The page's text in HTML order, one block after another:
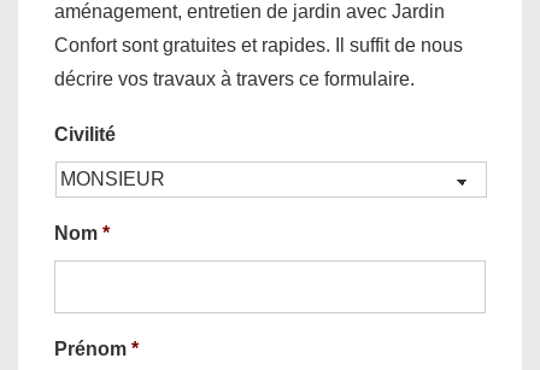
aménagement, entretien de jardin avec Jardin
Confort sont gratuites et rapides. Il suffit de nous
décrire vos travaux à travers ce formulaire.
Civilité
Nom *
Prénom *